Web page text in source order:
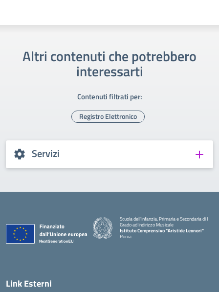
Altri contenuti che potrebbero
interessarti
Contenuti filtrati per:
Registro Elettronico
Servizi
Scuola dell'Infanzia, Primaria e Secondaria di I
Grado ad Indirizzo Musicale
Istituto Comprensivo "Aristide Leonori"
Roma
Link Esterni